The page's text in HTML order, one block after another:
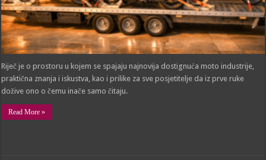
Riječ je o prostoru u kojem se spajaju najnovija dostignuća moto industrije,
praktična znanja i iskustva, kao i prilike za sve posjetitelje da iz prve ruke
dožive ono o čemu inače samo čitaju.
Read More »